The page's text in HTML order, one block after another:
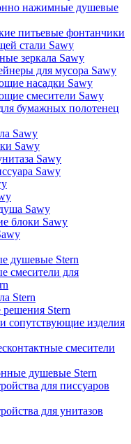
нажимные душевые
питьевые фонтанчики
стали Sawy
зеркала Sawy
для мусора Sawy
насадки Sawy
смесители Sawy
бумажных полотенец
Sawy
Sawy
Sawy
Sawy
Sawy
блоки Sawy
душевые Stern
смесители для
Stern
решения Stern
сопутствующие изделия
смесители
душевые Stern
для писсуаров
для унитазов